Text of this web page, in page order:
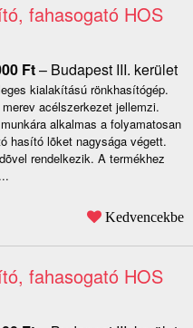
fahasogató HOS
Ft– Budapest III. kerület
kialakítású rönkhasítógép.
acélszerkezet jellemzi.
alkalmas a folyamatosan
hasító lõket nagysága végett.
rendelkezik. A termékhez
Kedvencekbe
fahasogató HOS